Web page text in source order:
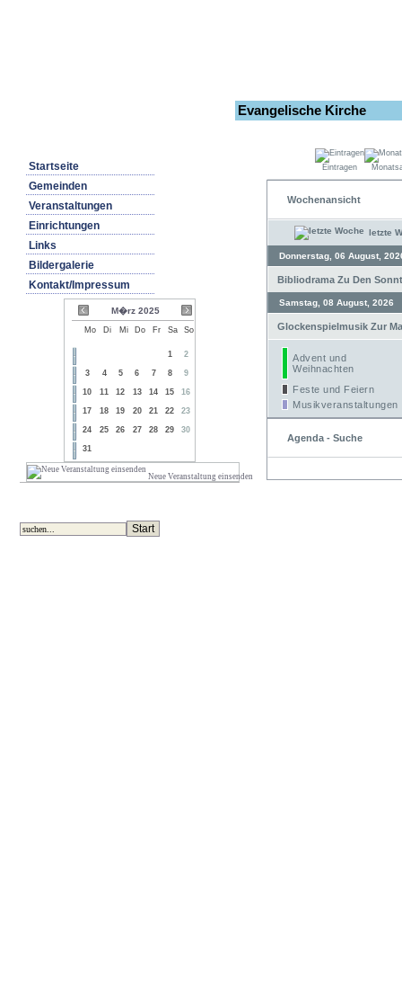
Evangelische Kirche
Startseite
Gemeinden
Veranstaltungen
Einrichtungen
Links
Bildergalerie
Kontakt/Impressum
M�rz 2025
Mo Di Mi Do Fr Sa So
1 2
3 4 5 6 7 8 9
10 11 12 13 14 15 16
17 18 19 20 21 22 23
24 25 26 27 28 29 30
31
Neue Veranstaltung einsenden
Eintragen
Wochenansicht
letzte
Donnerstag, 06 August,
Bibliodrama Zu Den
Samstag, 08 August, 2026
Glockenspielmusik Zur
Advent und
Weihnachten
Feste und Feiern
Musikveranstaltungen
Agenda - Suche